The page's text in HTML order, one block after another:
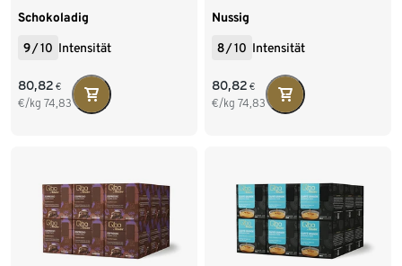
Schokoladig
9/10 Intensität
80,82 €
€/kg 74,83
Nussig
8/10 Intensität
80,82 €
€/kg 74,83